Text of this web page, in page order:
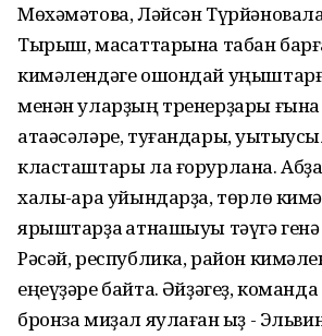
Мөхәмәтова, Ләйсән
Тырыш, маҡсаттарына табан
кимәлендәге ошондай
менән уларҙың тренерҙары ғына
атаәсәләре, туғандары,
класташтары ла ғорурлана.
халыҡ-ара уйындарҙа, төрлө
ярыштарҙа ҡатнашыуы тәүгә
Рәсәй, республика, район
еңеүҙәре байтаҡ. Әйҙәгеҙ,
бронза миҙал яулаған ҡыҙ -